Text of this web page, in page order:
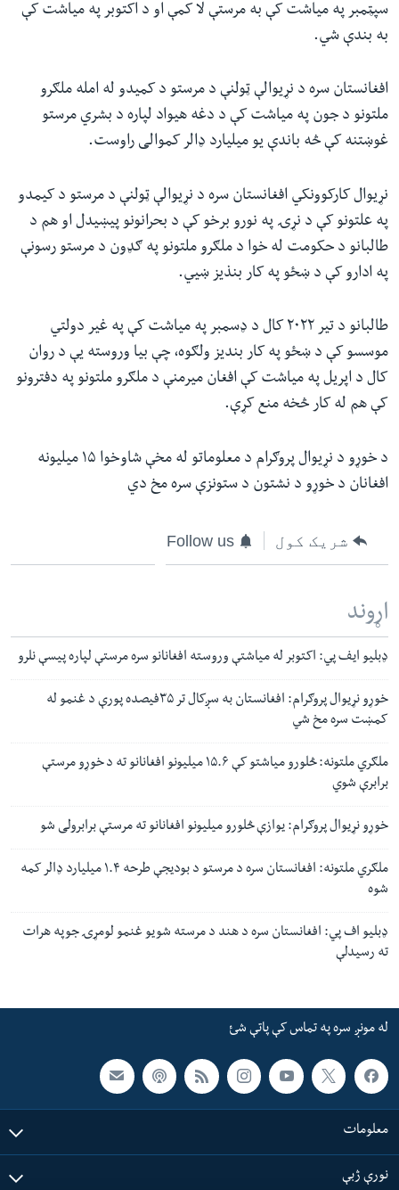
سپټمبر په میاشت کې به مرستې لا کمې او د اکتوبر په میاشت کې
به بندې شي.
افغانستان سره د نړیوالې ټولنې د مرستو د کمیدو له امله ملګرو
ملتونو د جون په میاشت کې د دغه هیواد لپاره د بشري مرستو
غوښتنه کې څه باندې یو میلیارد ډالر کموالی راوست.
نړیوال کارکوونکي افغانستان سره د نړیوالې ټولنې د مرستو د کیمدو
په علتونو کې د نړۍ په نورو برخو کې د بحرانونو پیښیدل او هم د
طالبانو د حکومت له خوا د ملګرو ملتونو په ګډون د مرستو رسونې
په ادارو کې د ښځو په کار بنذیز ښيي.
طالبانو د تیر ۲۰۲۲ کال د ډسمبر په میاشت کې په غیر دولتي
موسسو کې د ښځو په کار بندیز ولګوه، چې بیا وروسته یې د روان
کال د اپریل په میاشت کې افغان میرمنې د ملګرو ملتونو په دفترونو
کې هم له کار څخه منع کړې.
د خوړو د نړیوال پروګرام د معلوماتو له مخې شاوخوا ۱۵ میلیونه
افغانان د خوړو د نشتون د ستونزې سره مخ دي
شریک کول Follow us
اړوند
ډبلیو ایف پي: اکتوبر له میاشتې وروسته افغانانو سره مرستې لپاره پیسې نلرو
خوړو نړیوال پروګرام: افغانستان به سږکال تر ۳۵فیصده پورې د غنمو له
کمښت سره مخ شي
ملګري ملتونه: څلورو میاشتو کې ۱۵.۶ میلیونو افغانانو ته د خوړو مرستې
برابرې شوي
خوړو نړیوال پروګرام: یوازې څلورو میلیونو افغانانو ته مرستې برابرولی شو
ملګري ملتونه: افغانستان سره د مرستو د بودیجې طرحه ۱.۴ میلیارد ډالر کمه
شوه
ډبلیو اف پي: افغانستان سره د هند د مرسته شویو غنمو لومړۍ جوپه هرات
ته رسیدلې
له مونږ سره په تماس کې پاتې شئ
معلومات
نورې ژبې